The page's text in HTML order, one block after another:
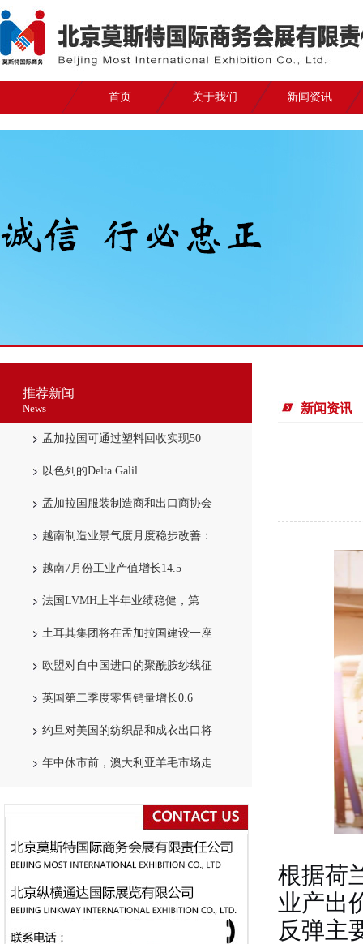
首页 关于我们 新闻资讯
推荐新闻
News
孟加拉国可通过塑料回收实现50
以色列的Delta Galil
孟加拉国服装制造商和出口商协会
越南制造业景气度月度稳步改善：
越南7月份工业产值增长14.5
法国LVMH上半年业绩稳健，第
土耳其集团将在孟加拉国建设一座
欧盟对自中国进口的聚酰胺纱线征
英国第二季度零售销量增长0.6
约旦对美国的纺织品和成衣出口将
年中休市前，澳大利亚羊毛市场走
新闻资讯
根据荷
业产出
反弹主